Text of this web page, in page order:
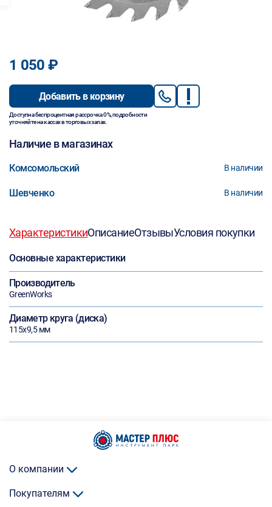
1 050 ₽
Добавить в корзину
Доступна беспроцентная рассрочка 0%, подробности
уточняйте на кассах в торговых залах.
Наличие в магазинах
Комсомольский В наличии
Шевченко В наличии
ХарактеристикиОписаниеОтзывыУсловия покупки
Основные характеристики
Производитель
GreenWorks
Диаметр круга (диска)
115х9,5 мм
О компании
Покупателям